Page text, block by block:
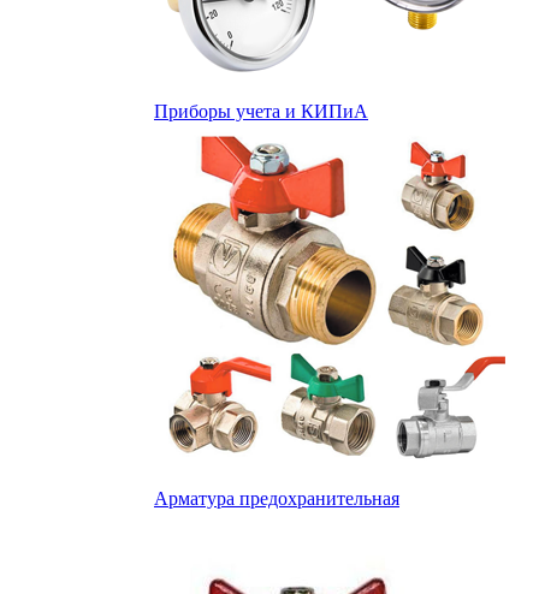
Приборы учета и КИПиА
Арматура предохранительная